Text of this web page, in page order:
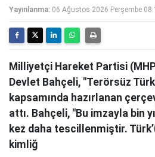
Yayınlanma: 06 Ağustos 2026 Perşembe
Milliyetçi Hareket Partisi
Devlet Bahçeli, "Terörsüz
kapsamında hazırlanan
attı. Bahçeli, "Bu imzayla bin
kez daha tescillenmiştir.
kimliğ